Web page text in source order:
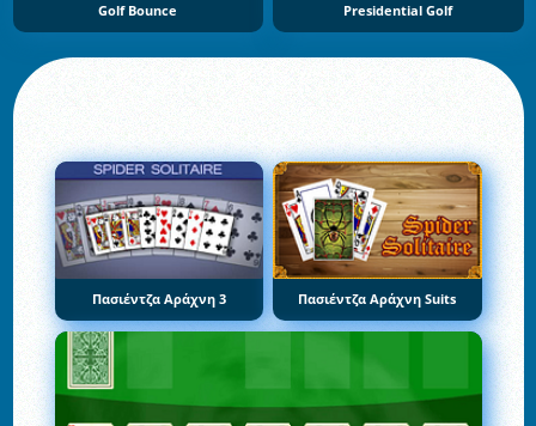
Golf Bounce Presidential Golf
Πασιέντζα Αράχνη 3 Πασιέντζα Αράχνη Suits